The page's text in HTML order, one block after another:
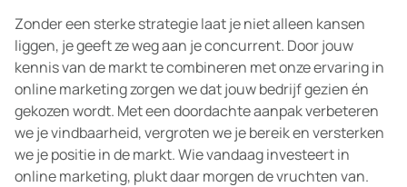
Zonder een sterke strategie laat je niet alleen kansen
liggen, je geeft ze weg aan je concurrent. Door jouw
kennis van de markt te combineren met onze ervaring in
online marketing zorgen we dat jouw bedrijf gezien én
gekozen wordt. Met een doordachte aanpak verbeteren
we je vindbaarheid, vergroten we je bereik en versterken
we je positie in de markt. Wie vandaag investeert in
online marketing, plukt daar morgen de vruchten van.